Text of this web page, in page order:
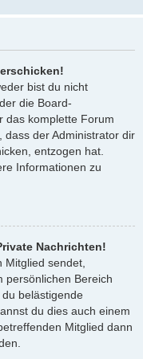
bist du nicht
die Board-
das komplette Forum
dass der Administrator dir
entzogen hat.
Informationen zu
Nachrichten!
sendet,
persönlichen Bereich
belästigende
du dies auch einem
Mitglied dann